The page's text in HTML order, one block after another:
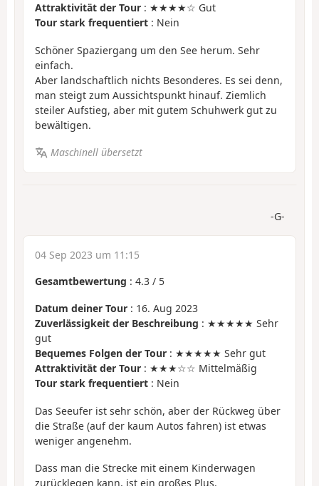
Attraktivität der Tour : ★★★★☆ Gut
Tour stark frequentiert : Nein
Schöner Spaziergang um den See herum. Sehr
einfach.
Aber landschaftlich nichts Besonderes. Es sei denn,
man steigt zum Aussichtspunkt hinauf. Ziemlich
steiler Aufstieg, aber mit gutem Schuhwerk gut zu
bewältigen.
Maschinell übersetzt
-G-
04 Sep 2023 um 11:15
Gesamtbewertung : 4.3 / 5
Datum deiner Tour : 16. Aug 2023
Zuverlässigkeit der Beschreibung : ★★★★★ Sehr
gut
Bequemes Folgen der Tour : ★★★★★ Sehr gut
Attraktivität der Tour : ★★★☆☆ Mittelmäßig
Tour stark frequentiert : Nein
Das Seeufer ist sehr schön, aber der Rückweg über
die Straße (auf der kaum Autos fahren) ist etwas
weniger angenehm.
Dass man die Strecke mit einem Kinderwagen
zurücklegen kann, ist ein großes Plus.